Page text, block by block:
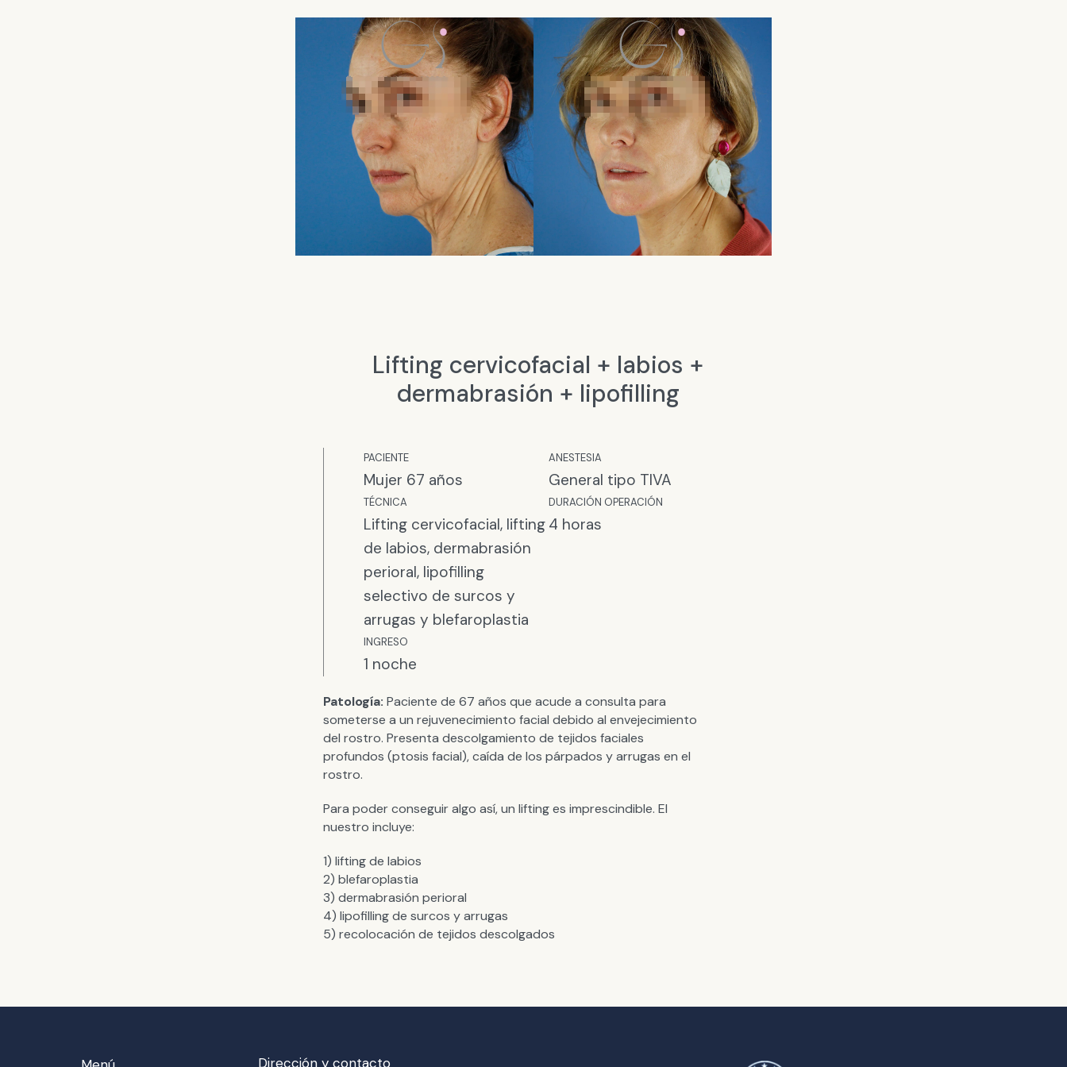
Lifting cervicofacial + labios +
dermabrasión + lipofilling
PACIENTE
Mujer 67 años
TÉCNICA
Lifting cervicofacial, lifting
de labios, dermabrasión
perioral, lipofilling
selectivo de surcos y
arrugas y blefaroplastia
INGRESO
1 noche
ANESTESIA​
General tipo TIVA
DURACIÓN OPERACIÓN
4 horas
Patología: Paciente de 67 años que acude a consulta para
someterse a un rejuvenecimiento facial debido al envejecimiento
del rostro. Presenta descolgamiento de tejidos faciales
profundos (ptosis facial), caída de los párpados y arrugas en el
rostro.
Para poder conseguir algo así, un lifting es imprescindible. El
nuestro incluye:
1) lifting de labios
2) blefaroplastia
3) dermabrasión perioral
4) lipofilling de surcos y arrugas
5) recolocación de tejidos descolgados
Dirección y contacto